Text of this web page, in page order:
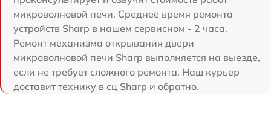
микроволновой печи. Среднее время ремонта
устройств Sharp в нашем сервисном - 2 часа.
Ремонт механизма открывания двери
микроволновой печи Sharp выполняется на выезде,
если не требует сложного ремонта. Наш курьер
доставит технику в сц Sharp и обратно.